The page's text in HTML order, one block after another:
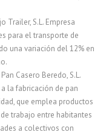
Trailer, S.L. Empresa
para el transporte de
una variación del 12% en
Casero Beredo, S.L.
la fabricación de pan
que emplea productos
trabajo entre habitantes
a colectivos con